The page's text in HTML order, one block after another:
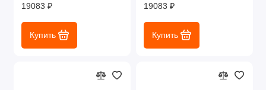
19083 ₽
Купить
19083 ₽
Купить